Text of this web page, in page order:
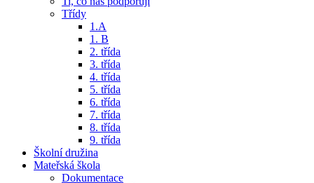
Třídy
1.A
1. B
2. třída
3. třída
4. třída
5. třída
6. třída
7. třída
8. třída
9. třída
Školní družina
Mateřská škola
Dokumentace